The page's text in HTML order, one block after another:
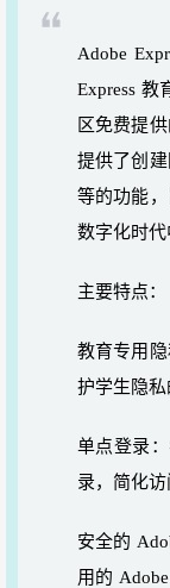
Adobe
Express 教
区免费提
提供了创
等的功能
数字化时代
主要特点：
教育专用
护学生隐私
单点登录
录，简化访
安全的
用的